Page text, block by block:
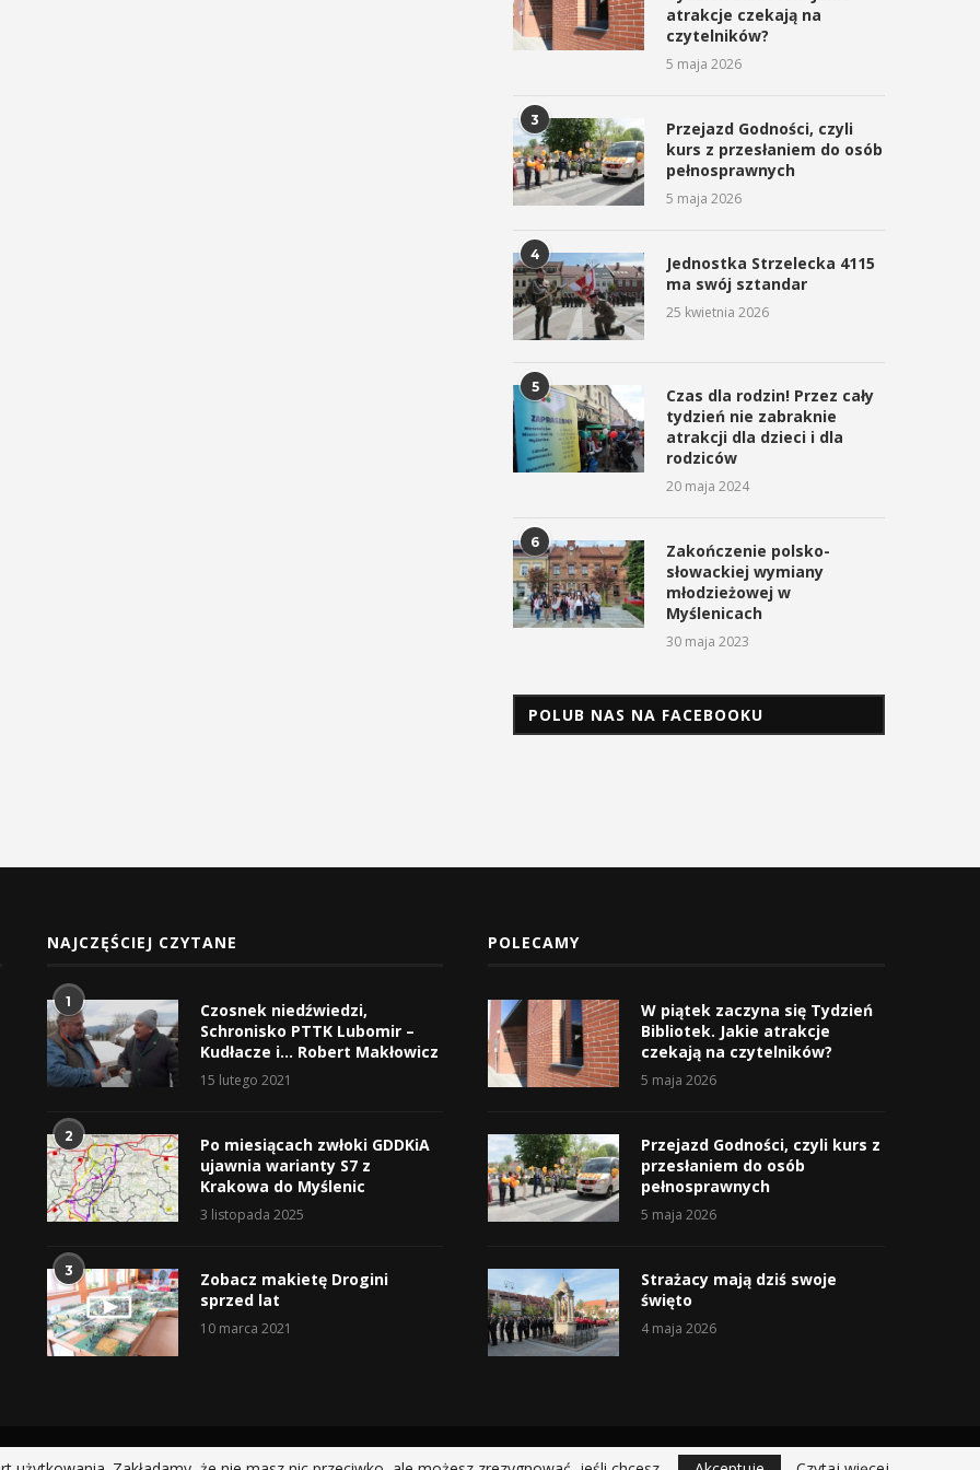
atrakcje czekają na
czytelników?
5 maja 2026
3
Przejazd Godności, czyli
kurs z przesłaniem do osób
pełnosprawnych
5 maja 2026
4
Jednostka Strzelecka 4115
ma swój sztandar
25 kwietnia 2026
5
Czas dla rodzin! Przez cały
tydzień nie zabraknie
atrakcji dla dzieci i dla
rodziców
20 maja 2024
6
Zakończenie polsko-
słowackiej wymiany
młodzieżowej w
Myślenicach
30 maja 2023
POLUB NAS NA FACEBOOKU
NAJCZĘŚCIEJ CZYTANE
1
Czosnek niedźwiedzi,
Schronisko PTTK Lubomir –
Kudłacze i… Robert Makłowicz
15 lutego 2021
2
Po miesiącach zwłoki GDDKiA
ujawnia warianty S7 z
Krakowa do Myślenic
3 listopada 2025
3
Zobacz makietę Drogini
sprzed lat
10 marca 2021
POLECAMY
W piątek zaczyna się Tydzień
Bibliotek. Jakie atrakcje
czekają na czytelników?
5 maja 2026
Przejazd Godności, czyli kurs z
przesłaniem do osób
pełnosprawnych
5 maja 2026
Strażacy mają dziś swoje
święto
4 maja 2026
@2019 - All Right Reserved.